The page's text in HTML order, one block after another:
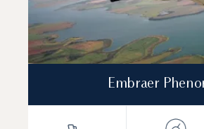
Embraer